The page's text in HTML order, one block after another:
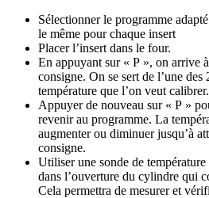
Sélectionner le programme
le même pour chaque insert
Placer l’insert dans le four.
En appuyant sur « P », on arrive
consigne. On se sert de l’une
température que l’on veut calibrer.
Appuyer de nouveau sur « P »
revenir au programme. La
augmenter ou diminuer jusqu’à
consigne.
Utiliser une sonde de
dans l’ouverture du cylindre qui
Cela permettra de mesurer et